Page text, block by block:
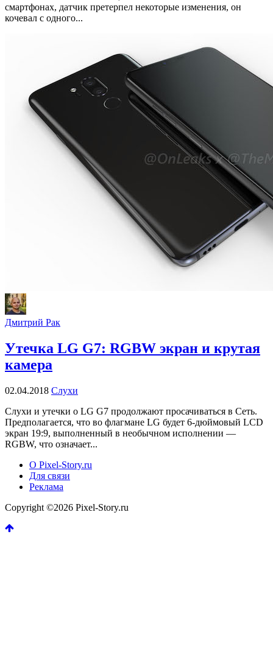
смартфонах, датчик претерпел некоторые изменения, он
кочевал с одного...
Дмитрий Рак
Утечка LG G7: RGBW экран и крутая
камера
02.04.2018 Слухи
Слухи и утечки о LG G7 продолжают просачиваться в Сеть.
Предполагается, что во флагмане LG будет 6-дюймовый LCD
экран 19:9, выполненный в необычном исполнении —
RGBW, что означает...
О Pixel-Story.ru
Для связи
Реклама
Copyright ©2026 Pixel-Story.ru